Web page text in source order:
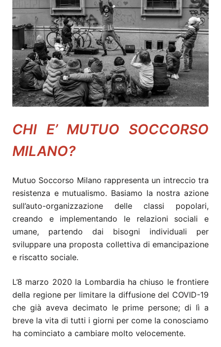
CHI E’ MUTUO SOCCORSO
MILANO?
Mutuo Soccorso Milano rappresenta un intreccio tra
resistenza e mutualismo. Basiamo la nostra azione
sull’auto-organizzazione delle classi popolari,
creando e implementando le relazioni sociali e
umane, partendo dai bisogni individuali per
sviluppare una proposta collettiva di emancipazione
e riscatto sociale.
L’8 marzo 2020 la Lombardia ha chiuso le frontiere
della regione per limitare la diffusione del COVID-19
che già aveva decimato le prime persone; di lì a
breve la vita di tutti i giorni per come la conosciamo
ha cominciato a cambiare molto velocemente.